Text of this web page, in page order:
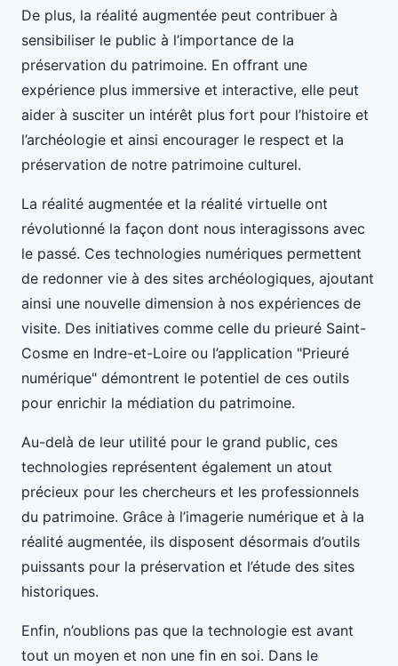
De plus, la réalité augmentée peut contribuer à
sensibiliser le public à l’importance de la
préservation du patrimoine. En offrant une
expérience plus immersive et interactive, elle peut
aider à susciter un intérêt plus fort pour l’histoire et
l’archéologie et ainsi encourager le respect et la
préservation de notre patrimoine culturel.
La réalité augmentée et la réalité virtuelle ont
révolutionné la façon dont nous interagissons avec
le passé. Ces technologies numériques permettent
de redonner vie à des sites archéologiques, ajoutant
ainsi une nouvelle dimension à nos expériences de
visite. Des initiatives comme celle du prieuré Saint-
Cosme en Indre-et-Loire ou l’application "Prieuré
numérique" démontrent le potentiel de ces outils
pour enrichir la médiation du patrimoine.
Au-delà de leur utilité pour le grand public, ces
technologies représentent également un atout
précieux pour les chercheurs et les professionnels
du patrimoine. Grâce à l’imagerie numérique et à la
réalité augmentée, ils disposent désormais d’outils
puissants pour la préservation et l’étude des sites
historiques.
Enfin, n’oublions pas que la technologie est avant
tout un moyen et non une fin en soi. Dans le